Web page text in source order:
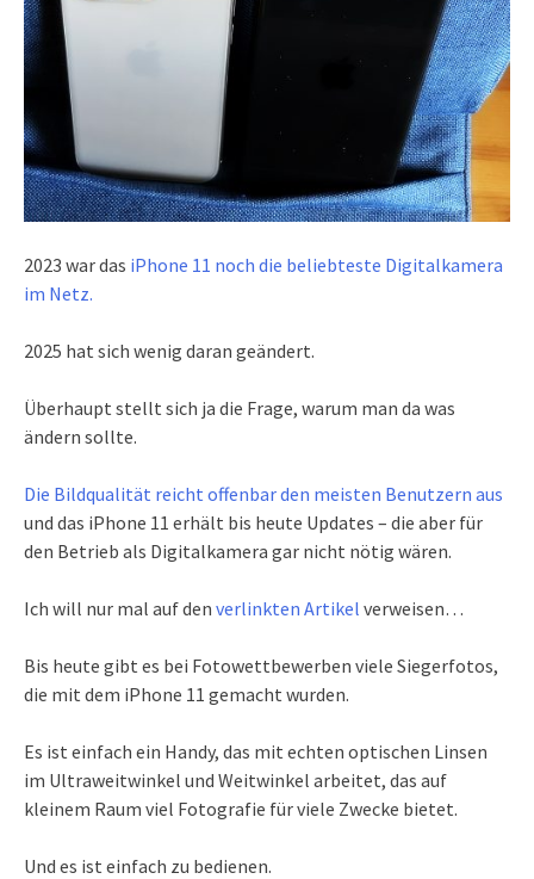
2023 war das iPhone 11 noch die beliebteste Digitalkamera
im Netz.
2025 hat sich wenig daran geändert.
Überhaupt stellt sich ja die Frage, warum man da was
ändern sollte.
Die Bildqualität reicht offenbar den meisten Benutzern aus
und das iPhone 11 erhält bis heute Updates – die aber für
den Betrieb als Digitalkamera gar nicht nötig wären.
Ich will nur mal auf den verlinkten Artikel verweisen…
Bis heute gibt es bei Fotowettbewerben viele Siegerfotos,
die mit dem iPhone 11 gemacht wurden.
Es ist einfach ein Handy, das mit echten optischen Linsen
im Ultraweitwinkel und Weitwinkel arbeitet, das auf
kleinem Raum viel Fotografie für viele Zwecke bietet.
Und es ist einfach zu bedienen.